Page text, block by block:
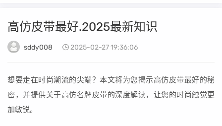
高仿皮带最好.2025最新知识
sddy008 2025-02-27 19:36:06
想要走在时尚潮流的尖端？本文将为您揭示高仿皮带最好的秘
密，并提供关于高仿名牌皮带的深度解读，让您的时尚触觉更
加敏锐。